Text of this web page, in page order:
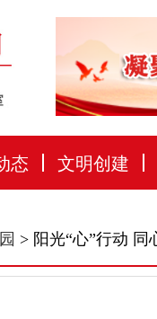
态 文明创建
> 阳光“心”行动